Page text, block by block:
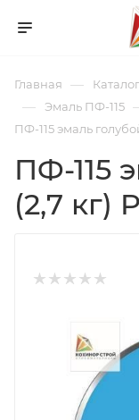
Главная — Каталог
— Эмаль ПФ-115
ПФ-115 эмаль
ПФ-115
(2,7 кг)